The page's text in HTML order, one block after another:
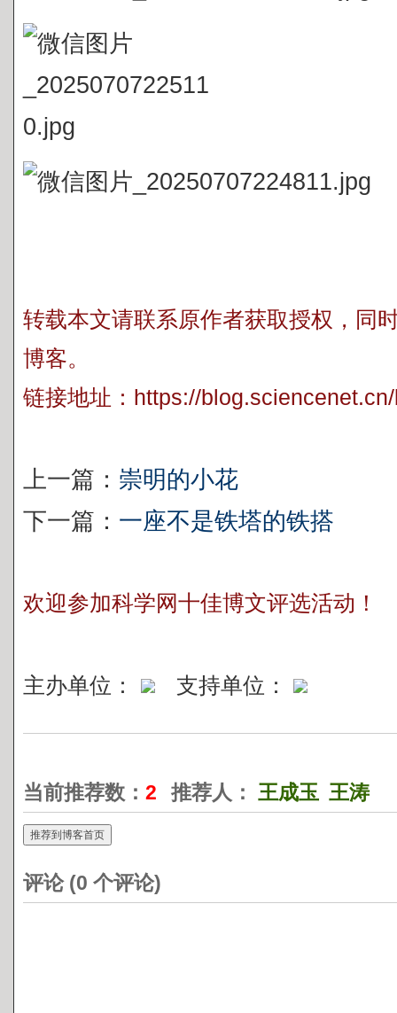
转载本文请联系原作者获取授权，同
博客。
链接地址： https://
上一篇： 崇明的小花
下一篇： 一座不是铁塔的铁搭
欢迎参加科学网十佳博文评选活动！
主办单位： 支持单位：
当前推荐数： 2 推荐人： 王成玉 王涛
推荐到博客首页
评论 (0 个评论)